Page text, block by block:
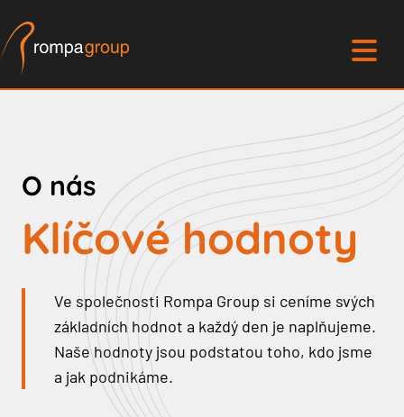
O nás
Klíčové hodnoty
Ve společnosti Rompa Group si ceníme svých
základních hodnot a každý den je naplňujeme.
Naše hodnoty jsou podstatou toho, kdo jsme
a jak podnikáme.